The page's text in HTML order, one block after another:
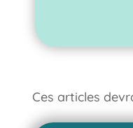
Ces articles